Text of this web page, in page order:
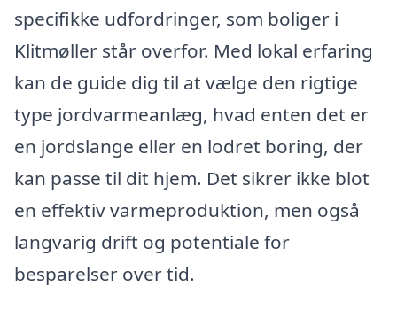
specifikke udfordringer, som boliger i
Klitmøller står overfor. Med lokal erfaring
kan de guide dig til at vælge den rigtige
type jordvarmeanlæg, hvad enten det er
en jordslange eller en lodret boring, der
kan passe til dit hjem. Det sikrer ikke blot
en effektiv varmeproduktion, men også
langvarig drift og potentiale for
besparelser over tid.